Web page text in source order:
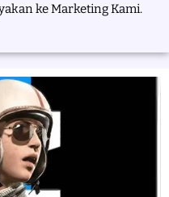
ke Marketing Kami.